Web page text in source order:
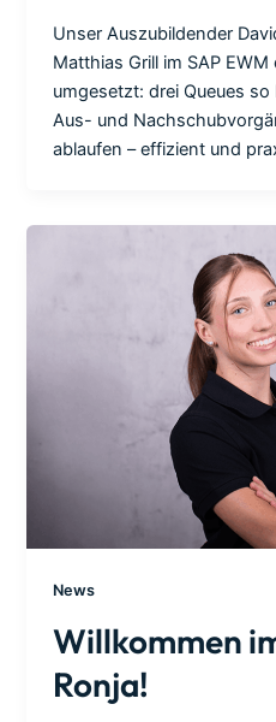
Unser Auszubildender
Matthias Grill im SAP
umgesetzt: drei Queues
Aus- und
ablaufen – effizient und
News
Willkommen
Ronja!